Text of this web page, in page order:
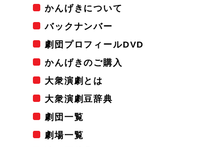
かんげきについて
バックナンバー
劇団プロフィールDVD
かんげきのご購入
大衆演劇とは
大衆演劇豆辞典
劇団一覧
劇場一覧